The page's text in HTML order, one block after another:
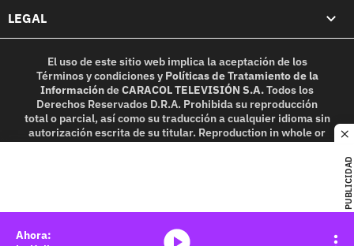
PUBLICIDAD
LEGAL
El uso de este sitio web implica la aceptación de los
Términos y condicionesy Políticas de Tratamiento de la
InformacióndeCARACOL TELEVISIÓN S.A.Todos los
Derechos Reservados D.R.A. Prohibida su reproducción
total o parcial, así como su traducción a cualquier idioma sin
autorización escrita de su titular. Reproduction in whole or
in part, or translation without written permission is